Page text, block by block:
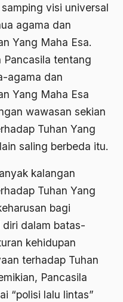
visi universal
agama dan
Yang Maha Esa.
Pancasila tentang
agama dan
Yang Maha Esa
wawasan sekian
Tuhan Yang
saling berbeda itu.
kalangan
Tuhan Yang
bagi
diri dalam batas-
kehidupan
terhadap Tuhan
Pancasila
“polisi lalu lintas”